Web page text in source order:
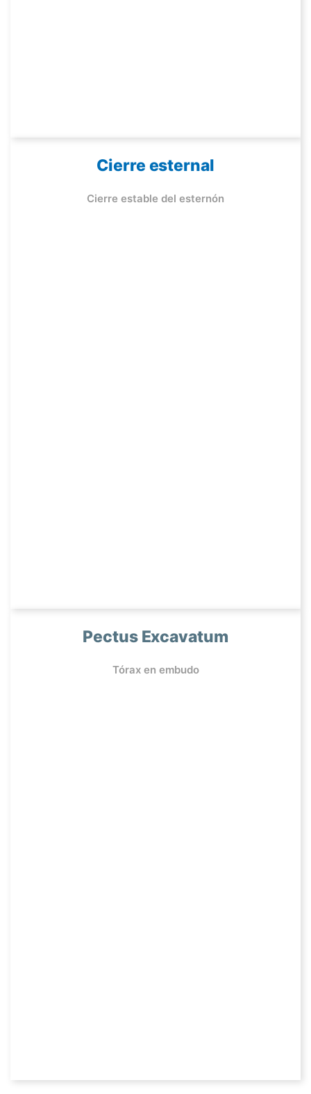
Cierre esternal
Cierre estable del esternón
Pectus Excavatum
Tórax en embudo